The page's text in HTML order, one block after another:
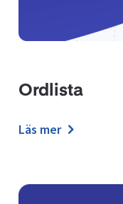
Ordlista
Läs mer